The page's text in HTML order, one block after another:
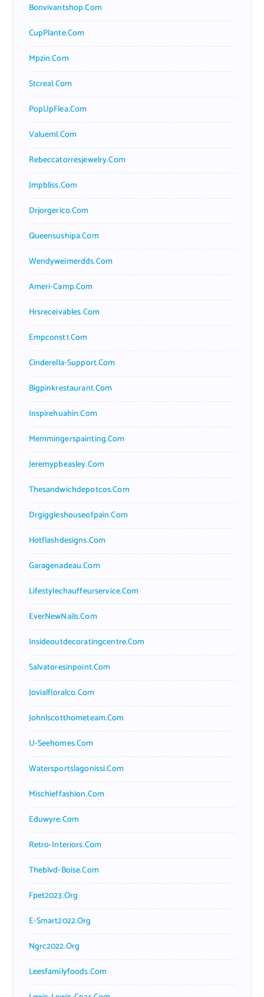
Bonvivantshop.com
CupPlante.com
Mpzin.com
Stcreal.com
PopUpFlea.com
Valueml.com
Rebeccatorresjewelry.com
Jmpbliss.com
Drjorgerico.com
Queensushipa.com
Wendyweimerdds.com
Ameri-Camp.com
Hrsreceivables.com
Empconst1.com
Cinderella-Support.com
Bigpinkrestaurant.com
Inspirehuahin.com
Memmingerspainting.com
Jeremypbeasley.com
Thesandwichdepotcos.com
Drgiggleshouseofpain.com
Hotflashdesigns.com
Garagenadeau.com
Lifestylechauffeurservice.com
EverNewNails.com
Insideoutdecoratingcentre.com
Salvatoresinpoint.com
Jovialfloralco.com
Johnlscotthometeam.com
U-Seehomes.com
Watersportslagonissi.com
Mischieffashion.com
Eduwyre.com
Retro-Interiors.com
Theblvd-Boise.com
Fpet2023.org
E-Smart2022.org
Ngrc2022.org
Leesfamilyfoods.com